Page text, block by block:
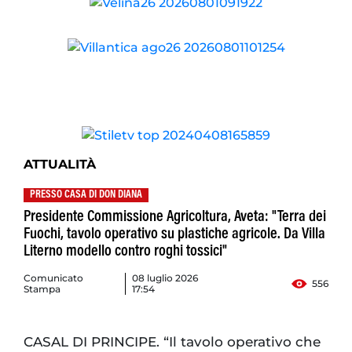
ATTUALITÀ
PRESSO CASA DI DON DIANA
Presidente Commissione Agricoltura, Aveta: "Terra dei
Fuochi, tavolo operativo su plastiche agricole. Da Villa
Literno modello contro roghi tossici"
Comunicato
Stampa
08 luglio 2026
17:54
556
CASAL DI PRINCIPE. “Il tavolo operativo che